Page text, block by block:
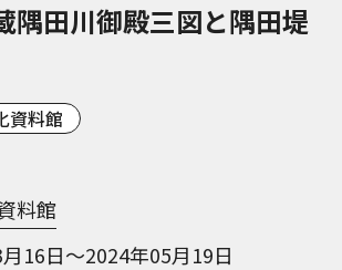
隅田川御殿三図と隅田堤
資料館
料館
16日～2024年05月19日